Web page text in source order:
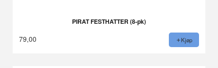
PIRAT FESTHATTER (8-pk)
79,00 Kjøp